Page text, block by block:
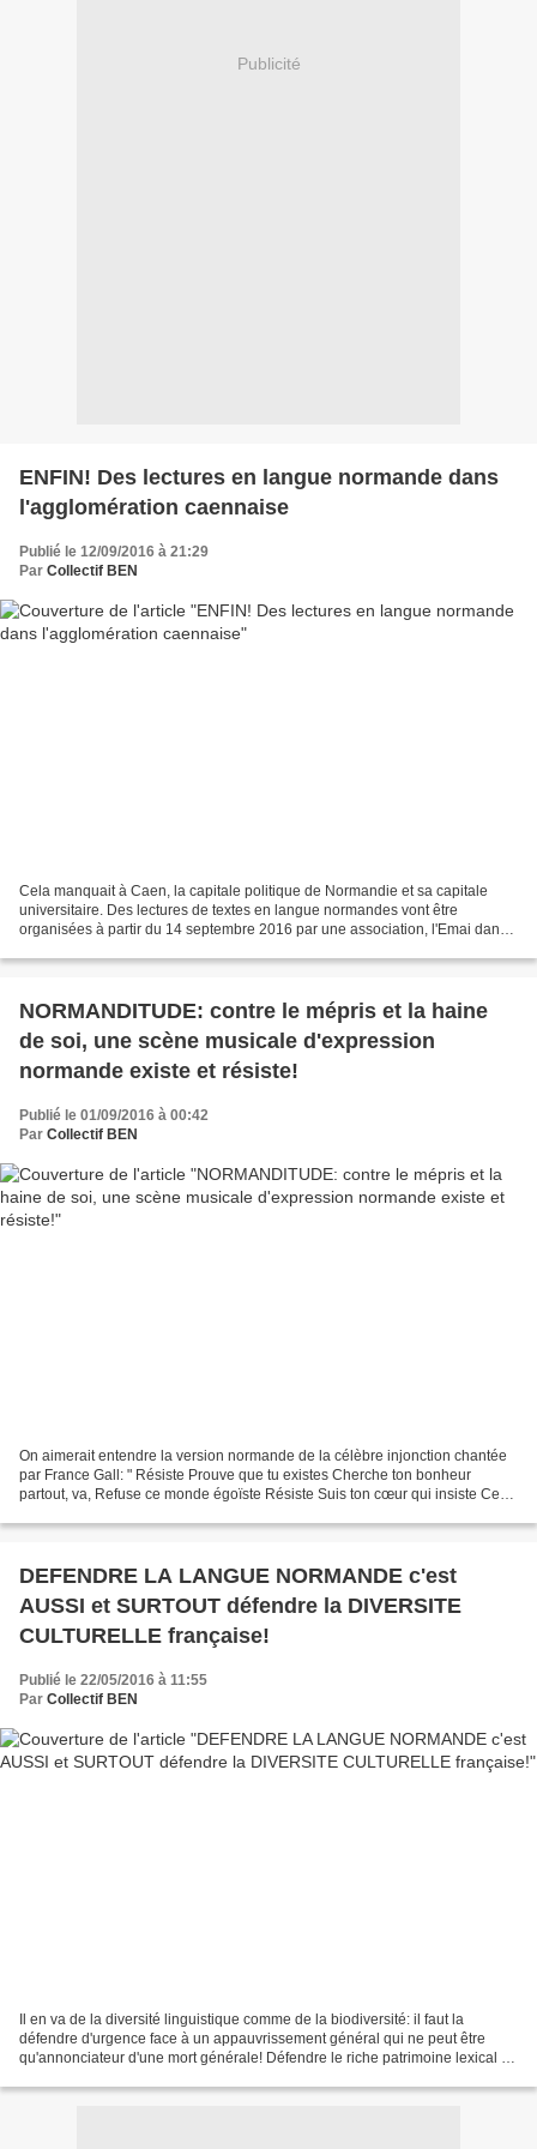
Publicité
ENFIN! Des lectures en langue normande dans
l'agglomération caennaise
Publié le 12/09/2016 à 21:29
Par Collectif BEN
Cela manquait à Caen, la capitale politique de Normandie et sa capitale
universitaire. Des lectures de textes en langue normandes vont être
organisées à partir du 14 septembre 2016 par une association, l'Emai dans
NORMANDITUDE: contre le mépris et la haine
de soi, une scène musicale d'expression
normande existe et résiste!
Publié le 01/09/2016 à 00:42
Par Collectif BEN
On aimerait entendre la version normande de la célèbre injonction chantée
par France Gall: " Résiste Prouve que tu existes Cherche ton bonheur
partout, va, Refuse ce monde égoïste Résiste Suis ton cœur qui insiste Ce
DEFENDRE LA LANGUE NORMANDE c'est
AUSSI et SURTOUT défendre la DIVERSITE
CULTURELLE française!
Publié le 22/05/2016 à 11:55
Par Collectif BEN
Il en va de la diversité linguistique comme de la biodiversité: il faut la
défendre d'urgence face à un appauvrissement général qui ne peut être
qu'annonciateur d'une mort générale! Défendre le riche patrimoine lexical de